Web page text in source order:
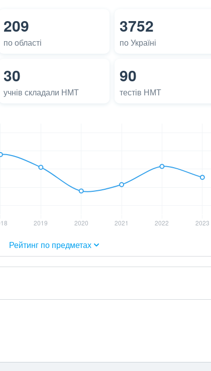
209
по області
3752
по Україні
30
учнів складали НМТ
90
тестів НМТ
Рейтинг по предметах